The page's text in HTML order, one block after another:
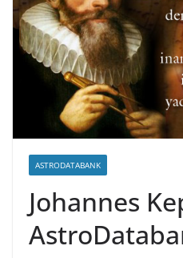
ASTRODATABANK
Johannes